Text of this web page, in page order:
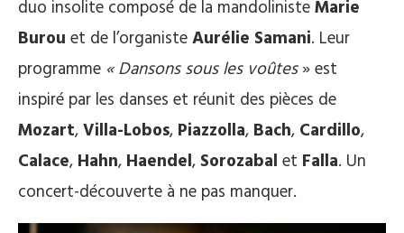
duo insolite composé de la mandolinisteMarie
Burou et de l’organisteAurélie Samani. Leur
programme « Dansons sous les voûtes» est
inspiré par les danses et réunit des pièces de
Mozart,Villa-Lobos, Piazzolla, Bach, Cardillo,
Calace, Hahn, Haendel, Sorozabal et Falla. Un
concert-découverte à ne pas manquer.